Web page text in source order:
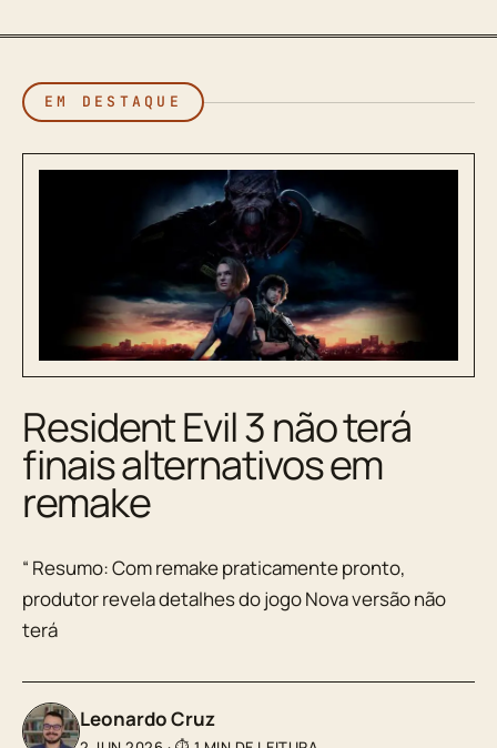
EM DESTAQUE
Resident Evil 3 não terá
finais alternativos em
remake
“ Resumo: Com remake praticamente pronto,
produtor revela detalhes do jogo Nova versão não
terá
Leonardo Cruz